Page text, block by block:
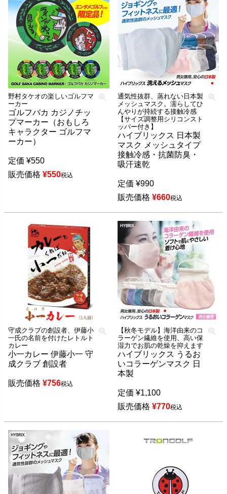
野村タケオの楽しいゴルフマ
ーカー
ゴルフバカ カジノチッ
プマーカー（おもしろ
キャラクター ゴルフマ
ーカー）
定価 ¥550
販売価格 ¥550税込
通気性抜群、蒸れない日本製
メッシュマスク。濡らしてひ
んやりが持続する接触冷感
【サイズ調整用シリコンスト
ッパー付き】
ハイブリックス 日本製
マスク メッシュタイプ
接触冷感・抗菌防臭・
吸汗速乾
定価 ¥990
販売価格 ¥660税込
守成クラブの創設者、伊藤小
一氏の名前を付けたレトルト
カレー
小一カレー 伊藤小一 守
成クラブ 創設者
販売価格 ¥756税込
【秋冬モデル】海洋由来のコ
ラーゲン繊維を使用、高い保
湿力でお肌の乾燥を抑えます
ハイブリックス うるお
いコラーゲンマスク 日
本製
定価 ¥1,100
販売価格 ¥770税込